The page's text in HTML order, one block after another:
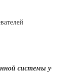
системы